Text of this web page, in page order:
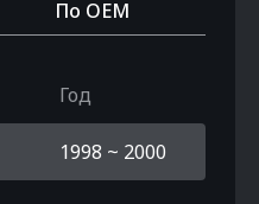
По OEM
Год
1998 ~ 2000